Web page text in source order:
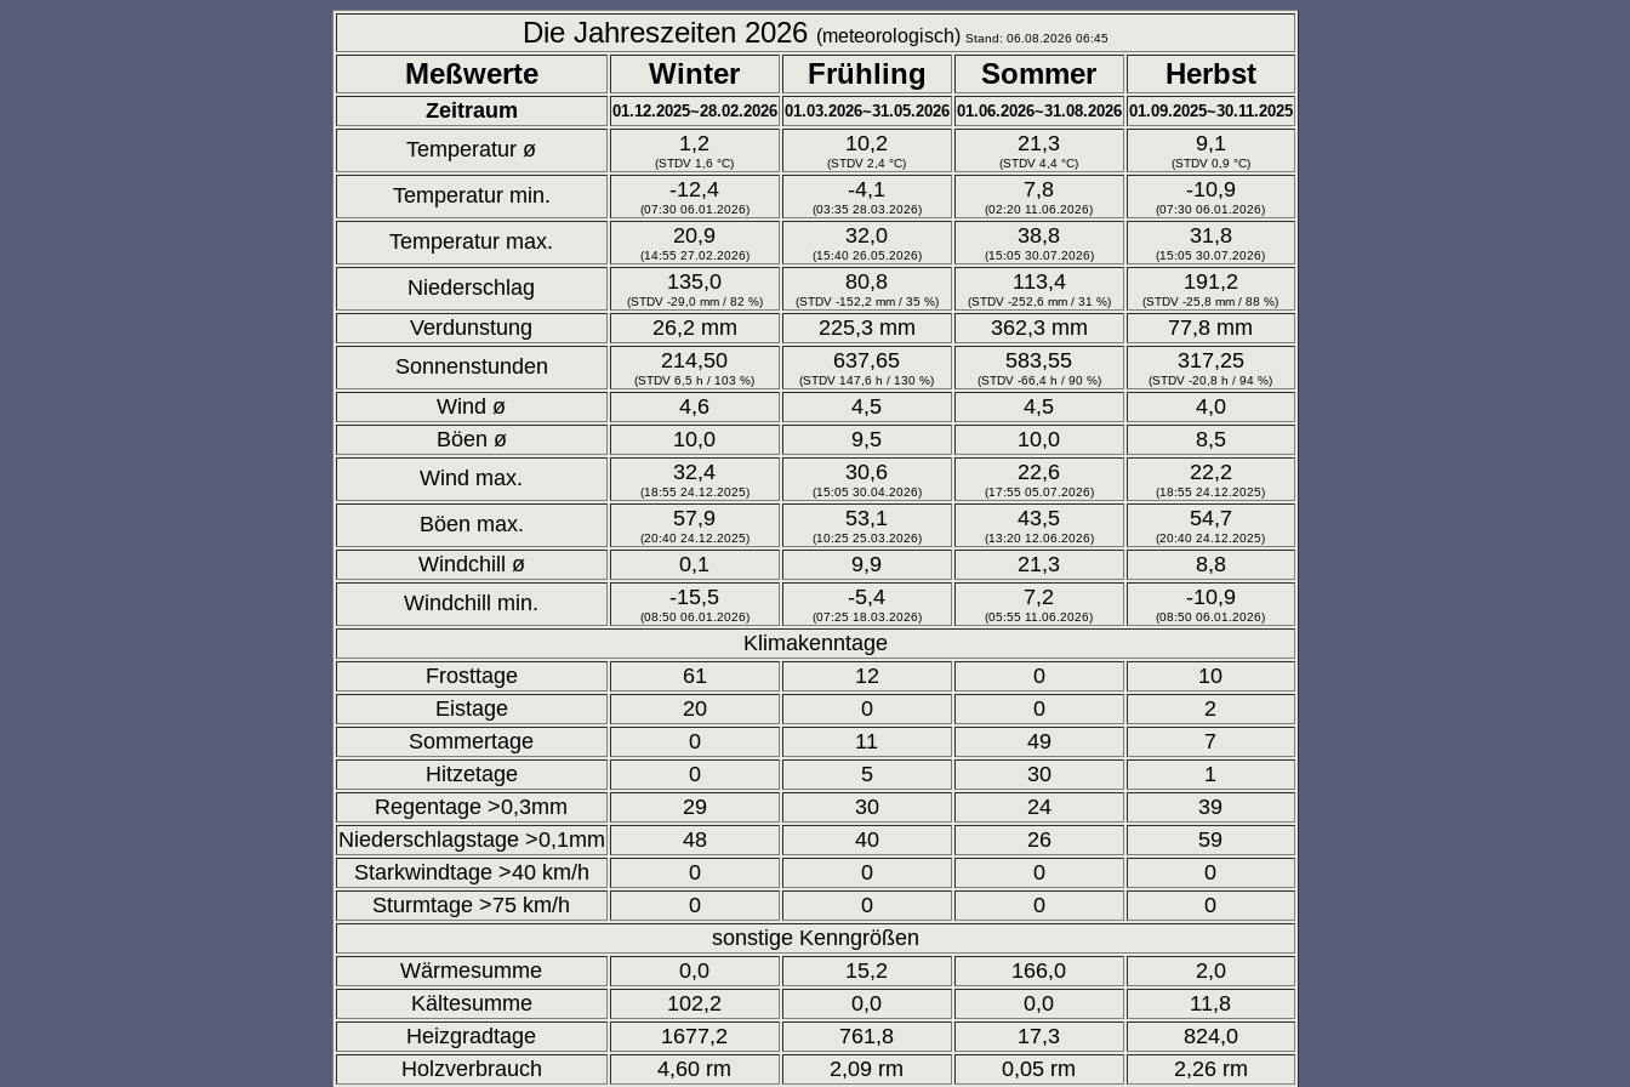
Die Jahreszeiten 2026 (meteorologisch) Stand: 06.08.2026 06:45
Meßwerte Winter Frühling Sommer Herbst
Zeitraum 01.12.2025~28.02.2026 01.03.2026~31.05.2026 01.06.2026~31.08.2026 01.09.2025~30.11.2025
Temperatur ø 1,2
(STDV 1,6 °C)
10,2
(STDV 2,4 °C)
21,3
(STDV 4,4 °C)
9,1
(STDV 0,9 °C)
Temperatur min. -12,4
(07:30 06.01.2026)
-4,1
(03:35 28.03.2026)
7,8
(02:20 11.06.2026)
-10,9
(07:30 06.01.2026)
Temperatur max. 20,9
(14:55 27.02.2026)
32,0
(15:40 26.05.2026)
38,8
(15:05 30.07.2026)
31,8
(15:05 30.07.2026)
Niederschlag 135,0
(STDV -29,0 mm / 82 %)
80,8
(STDV -152,2 mm / 35 %)
113,4
(STDV -252,6 mm / 31 %)
191,2
(STDV -25,8 mm / 88 %)
Verdunstung 26,2 mm 225,3 mm 362,3 mm
77,8 mm
Sonnenstunden
214,50
(STDV 6,5 h / 103 %)
637,65
(STDV 147,6 h / 130 %)
583,55
(STDV -66,4 h / 90 %)
317,25
(STDV -20,8 h / 94 %)
Wind ø 4,6 4,5 4,5
4,0
Böen ø
10,0 9,5 10,0
8,5
Wind max.
32,4
(18:55 24.12.2025)
30,6
(15:05 30.04.2026)
22,6
(17:55 05.07.2026)
22,2
(18:55 24.12.2025)
Böen max. 57,9
(20:40 24.12.2025)
53,1
(10:25 25.03.2026)
43,5
(13:20 12.06.2026)
54,7
(20:40 24.12.2025)
Windchill ø 0,1 9,9 21,3
8,8
Windchill min.
-15,5
(08:50 06.01.2026)
-5,4
(07:25 18.03.2026)
7,2
(05:55 11.06.2026)
-10,9
(08:50 06.01.2026)
Klimakenntage
Frosttage
61 12 0
10
Eistage
20 0 0
2
Sommertage
0 11 49
7
Hitzetage
0 5 30
1
Regentage >0,3mm
29 30 24
39
Niederschlagstage >0,1mm
48 40 26
59
Starkwindtage >40 km/h
0 0 0
0
Sturmtage >75 km/h
0 0 0
0
sonstige Kenngrößen
Wärmesumme
0,0 15,2 166,0
2,0
Kältesumme
102,2 0,0 0,0
11,8
Heizgradtage
1677,2 761,8 17,3
824,0
Holzverbrauch
4,60 rm 2,09 rm 0,05 rm 2,26 rm